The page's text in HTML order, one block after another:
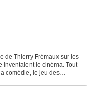
de Thierry Frémaux sur les
inventaient le cinéma. Tout
comédie, le jeu des